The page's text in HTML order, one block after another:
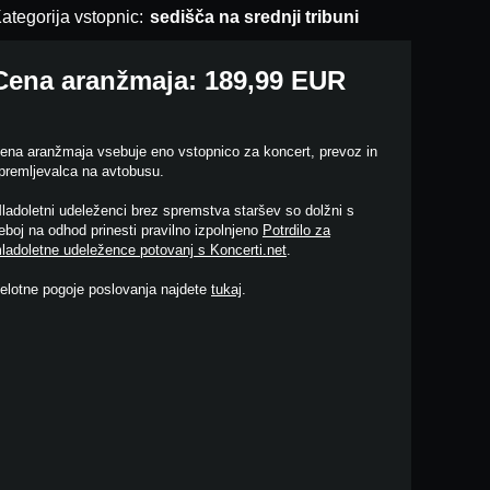
vstopnic: sedišča na srednji tribuni
aranžmaja: 189,99 EUR
aranžmaja vsebuje eno vstopnico za koncert, prevoz in
na avtobusu.
udeleženci brez spremstva staršev so dolžni s
na odhod prinesti pravilno izpolnjeno Potrdilo za
udeležence potovanj s Koncerti.net.
pogoje poslovanja najdete tukaj.